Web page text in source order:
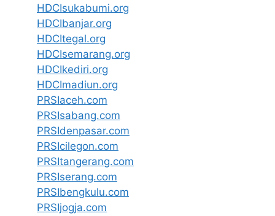
HDCIsukabumi.org
HDCIbanjar.org
HDCItegal.org
HDCIsemarang.org
HDCIkediri.org
HDCImadiun.org
PRSIaceh.com
PRSIsabang.com
PRSIdenpasar.com
PRSIcilegon.com
PRSItangerang.com
PRSIserang.com
PRSIbengkulu.com
PRSIjogja.com